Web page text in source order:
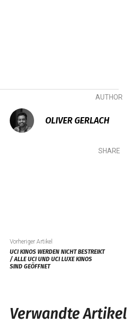
AUTHOR
OLIVER GERLACH
SHARE
Vorheriger Artikel
UCI KINOS WERDEN NICHT BESTREIKT
/ ALLE UCI UND UCI LUXE KINOS
SIND GEÖFFNET
Verwandte Artikel